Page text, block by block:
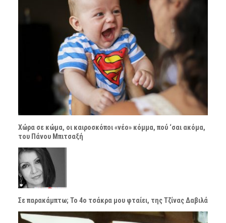
Χώρα σε κώμα, οι καιροσκόποι «νέο» κόμμα, πού ‘σαι ακόμα,
του Πάνου Μπιτσαξή
Σε παρακάμπτω; Το 4ο τσάκρα μου φταίει, της Τζίνας Δαβιλά